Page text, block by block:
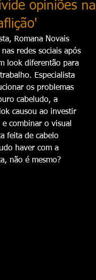
opiniões na
Romana Novais
redes sociais após
look diferentão para
Especialista
os problemas
cabeludo, a
causou ao investir
combinar o visual
feita de cabelo
haver com a
não é mesmo?